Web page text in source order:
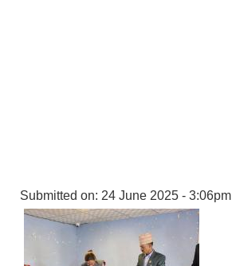
Submitted on: 24 June 2025 - 3:06pm